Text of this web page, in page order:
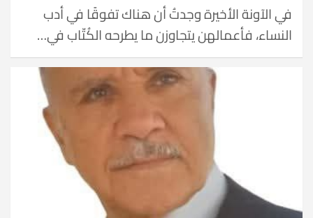
في الآونة الأخيرة وجدتُ أن هناك تفوقًا في أدب
النساء، فأعمالهن يتجاوزن ما يطرحه الكُتّاب في…